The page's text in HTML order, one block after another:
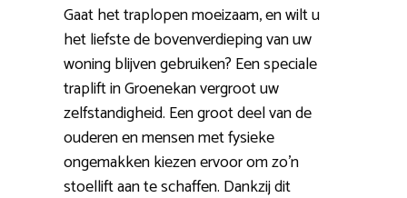
Gaat het traplopen moeizaam, en wilt u
het liefste de bovenverdieping van uw
woning blijven gebruiken? Een speciale
traplift in Groenekan vergroot uw
zelfstandigheid. Een groot deel van de
ouderen en mensen met fysieke
ongemakken kiezen ervoor om zo’n
stoellift aan te schaffen. Dankzij dit